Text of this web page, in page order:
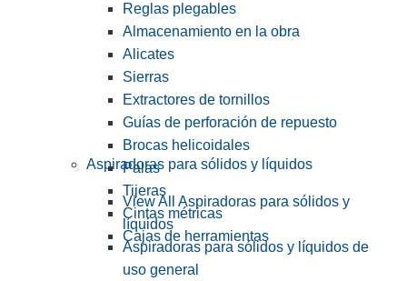
Reglas plegables
Almacenamiento en la obra
Alicates
Sierras
Extractores de tornillos
Guías de perforación de repuesto
Brocas helicoidales
Palas
Tijeras
Cintas métricas
Cajas de herramientas
Aspiradoras para sólidos y líquidos
View All Aspiradoras para sólidos y
líquidos
Aspiradoras para sólidos y líquidos de
uso general